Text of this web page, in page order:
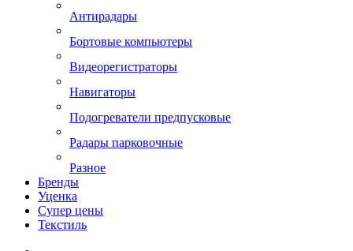
Антирадары
Бортовые компьютеры
Видеорегистраторы
Навигаторы
Подогреватели предпусковые
Радары парковочные
Разное
Бренды
Уценка
Супер цены
Текстиль